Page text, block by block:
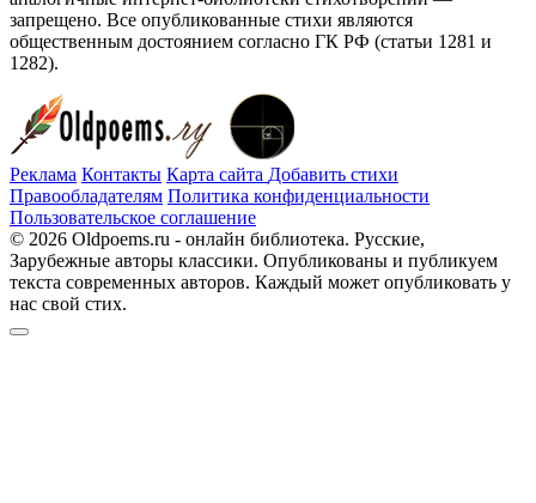
запрещено. Все опубликованные стихи являются
общественным достоянием согласно ГК РФ (статьи 1281 и
1282).
Реклама Контакты Карта сайта Добавить стихи
Правообладателям Политика конфиденциальности
Пользовательское соглашение
© 2026 Oldpoems.ru - онлайн библиотека. Русские,
Зарубежные авторы классики. Опубликованы и публикуем
текста современных авторов. Каждый может опубликовать у
нас свой стих.